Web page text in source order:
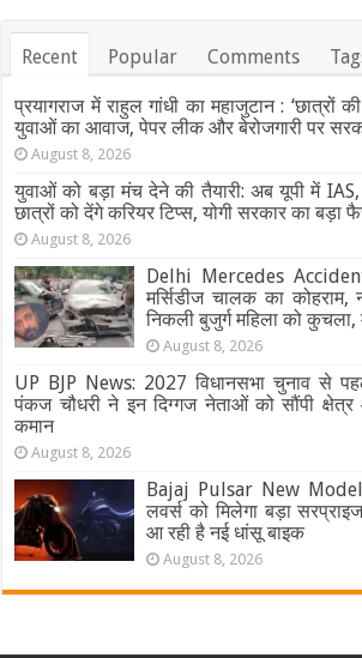
Recent Popular Comments
प्रयागराज में राहुल गांधी का महाजुटान : ‘छात्रों
युवाओं का आवाज, पेपर लीक और बेरोजगारी पर
August 8, 2026
युवाओं को बड़ा मंच देने की तैयारी: अब यूपी में
छात्रों को देंगे करियर टिप्स, योगी सरकार का बड़ा
August 8, 2026
Delhi Mercedes
मर्सिडीज चालक का कोहराम,
निकली बुजुर्ग महिला को कुचला,
August 8, 2026
UP BJP News: 2027 विधानसभा चुनाव से
पंकज चौधरी ने इन दिग्गज नेताओं को सौंपी क्षेत्र
कमान
August 8, 2026
Bajaj Pulsar New
लवर्स को मिलेगा बड़ा
आ रही है नई धांसू बाइक
August 8, 2026